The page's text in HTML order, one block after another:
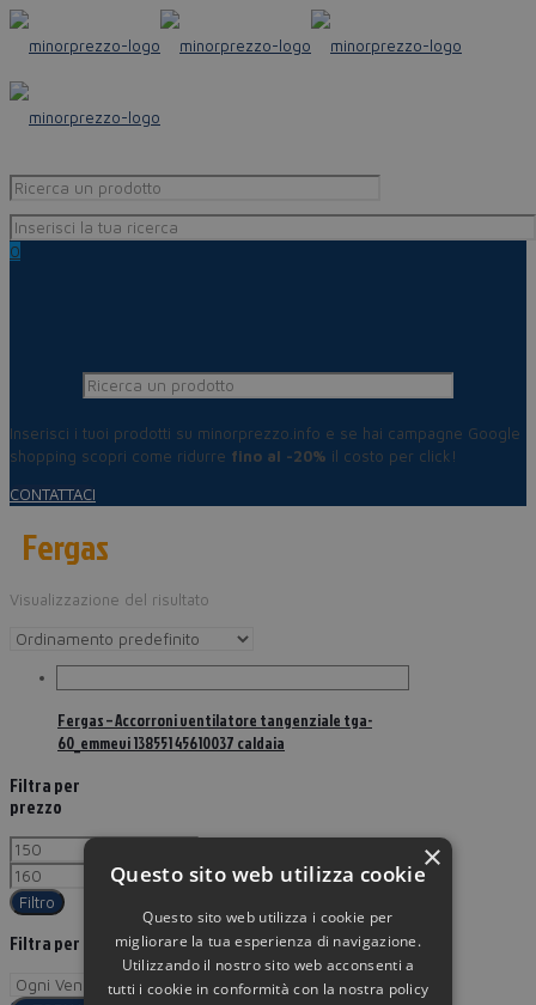
0
Inserisci i tuoi prodotti su minorprezzo.info e se hai campagne Google
shopping scopri come ridurre fino al -20% il costo per click!
CONTATTACI
Fergas
Visualizzazione del risultato
Fergas – Accorroni ventilatore tangenziale tga-
60_emmevi 138551 45610037 caldaia
Filtra per
prezzo
Filtro
Filtra per
×
Questo sito web utilizza cookie
Questo sito web utilizza i cookie per
migliorare la tua esperienza di navigazione.
Utilizzando il nostro sito web acconsenti a
tutti i cookie in conformità con la nostra policy